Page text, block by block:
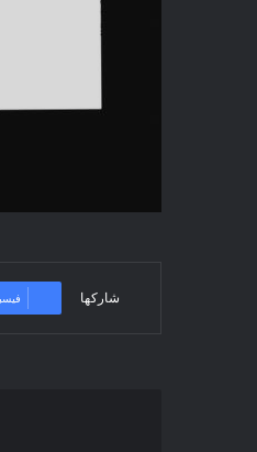
شاركها